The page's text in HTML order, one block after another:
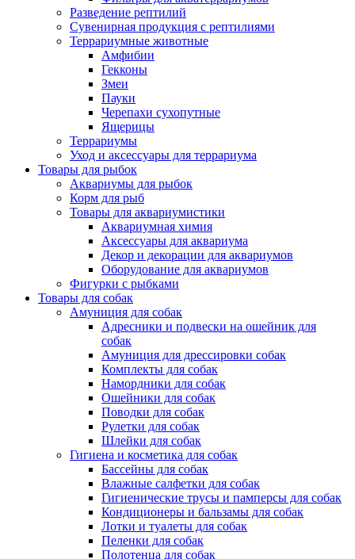
Разведение рептилий
Сувенирная продукция с рептилиями
Террариумные животные
Амфибии
Гекконы
Змеи
Пауки
Черепахи сухопутные
Ящерицы
Террариумы
Уход и аксессуары для террариума
Товары для рыбок
Аквариумы для рыбок
Корм для рыб
Товары для аквариумистики
Аквариумная химия
Аксессуары для аквариума
Декор и декорации для аквариумов
Оборудование для аквариумов
Фигурки с рыбками
Товары для собак
Амуниция для собак
Адресники и подвески на ошейник для
собак
Амуниция для дрессировки собак
Комплекты для собак
Намордники для собак
Ошейники для собак
Поводки для собак
Рулетки для собак
Шлейки для собак
Гигиена и косметика для собак
Бассейны для собак
Влажные салфетки для собак
Гигиенические трусы и памперсы для собак
Кондиционеры и бальзамы для собак
Лотки и туалеты для собак
Пеленки для собак
Полотенца для собак